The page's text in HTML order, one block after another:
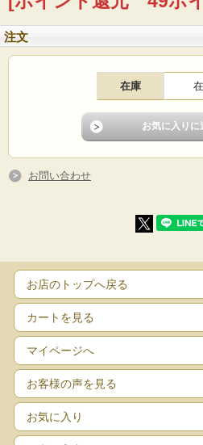
注文
在庫
お問い合わせ
お店のトップへ戻る
カートを見る
マイページへ
お客様の声を見る
お気に入り